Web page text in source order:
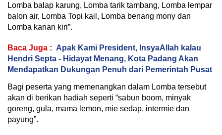
Lomba balap karung, Lomba tarik tambang, Lomba lempar
balon air, Lomba Topi kail, Lomba benang mony dan
Lomba kanan kiri”.
Baca Juga : Apak Kami President, InsyaAllah kalau
Hendri Septa - Hidayat Menang, Kota Padang Akan
Mendapatkan Dukungan Penuh dari Pemerintah Pusat
Bagi peserta yang memenangkan dalam Lomba tersebut
akan di berikan hadiah seperti “sabun boom, minyak
goreng, gula, mama lemon, mie sedap, intermie dan
payung”.